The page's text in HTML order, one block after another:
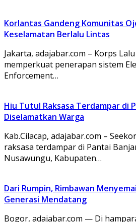
Korlantas Gandeng Komunitas
Keselamatan Berlalu Lintas
Jakarta, adajabar.com – Korps
memperkuat penerapan sistem
Enforcement…
Hiu Tutul Raksasa Terdampar di
Diselamatkan Warga
Kab.Cilacap, adajabar.com –
raksasa terdampar di Pantai
Nusawungu, Kabupaten…
Dari Rumpin, Rimbawan
Generasi Mendatang
Bogor, adajabar.com — Di